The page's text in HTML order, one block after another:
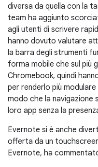
diversa da quella con la
team ha aggiunto
agli utenti di scrivere
hanno dovuto valutare
la barra degli strumenti
forma mobile che sul più
Chromebook, quindi
per renderlo più
modo che la navigazione
loro app senza la
Evernote si è anche
offerta da un
Evernote, ha